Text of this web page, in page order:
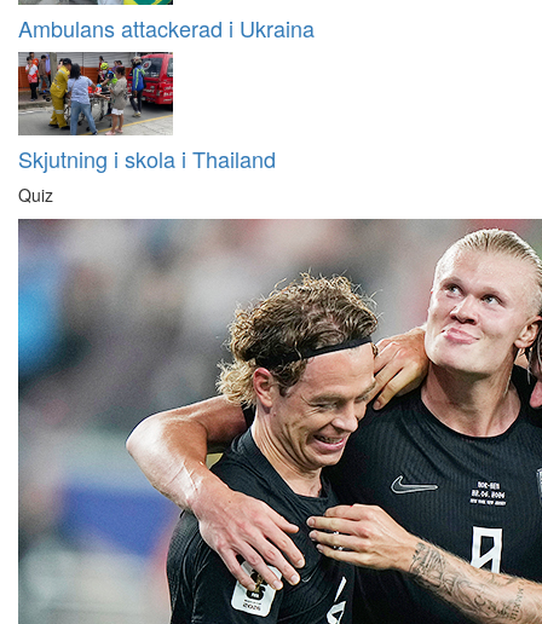
Ambulans attackerad i Ukraina
Skjutning i skola i Thailand
Quiz